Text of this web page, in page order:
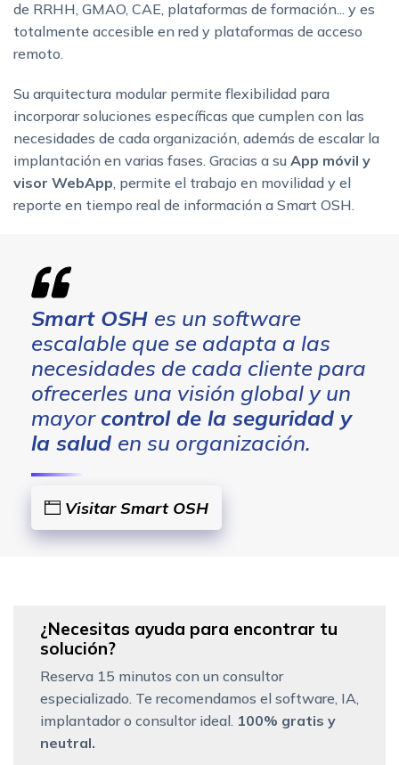
de RRHH, GMAO, CAE, plataformas de formación... y es
totalmente accesible en red y plataformas de acceso
remoto.
Su arquitectura modular permite flexibilidad para
incorporar soluciones específicas que cumplen con las
necesidades de cada organización, además de escalar la
implantación en varias fases. Gracias a su App móvil y
visor WebApp , permite el trabajo en movilidad y el
reporte en tiempo real de información a Smart OSH.
Smart OSH es un software
escalable que se adapta a las
necesidades de cada cliente para
ofrecerles una visión global y un
mayor control de la seguridad y
la salud en su organización.
Visitar Smart OSH
¿Necesitas ayuda para encontrar tu
solución?
Reserva 15 minutos con un consultor
especializado. Te recomendamos el software, IA,
implantador o consultor ideal. 100% gratis y
neutral.